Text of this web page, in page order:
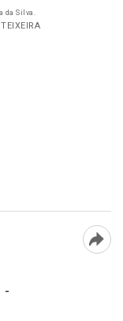
da Silva.
-